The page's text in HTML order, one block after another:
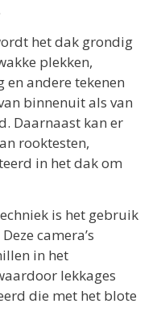
het dak grondig
plekken,
andere tekenen
binnenuit als van
Daarnaast kan er
rooktesten,
in het dak om
is het gebruik
camera’s
in het
lekkages
die met het blote